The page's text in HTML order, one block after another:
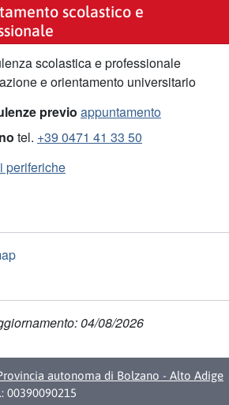
scolastico e
scolastica e professionale
e orientamento universitario
previo appuntamento
tel. +39 0471 41 33 50
periferiche
04/08/2026
autonoma di Bolzano - Alto Adige
00390090215